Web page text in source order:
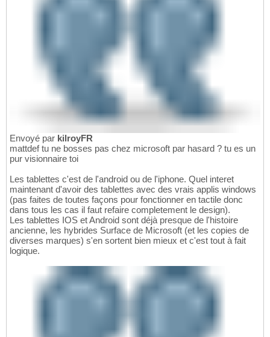
Envoyé par kilroyFR
mattdef tu ne bosses pas chez microsoft par hasard ? tu es un
pur visionnaire toi
Les tablettes c'est de l'android ou de l'iphone. Quel interet
maintenant d'avoir des tablettes avec des vrais applis windows
(pas faites de toutes façons pour fonctionner en tactile donc
dans tous les cas il faut refaire completement le design).
Les tablettes IOS et Android sont déjà presque de l'histoire
ancienne, les hybrides Surface de Microsoft (et les copies de
diverses marques) s'en sortent bien mieux et c'est tout à fait
logique.